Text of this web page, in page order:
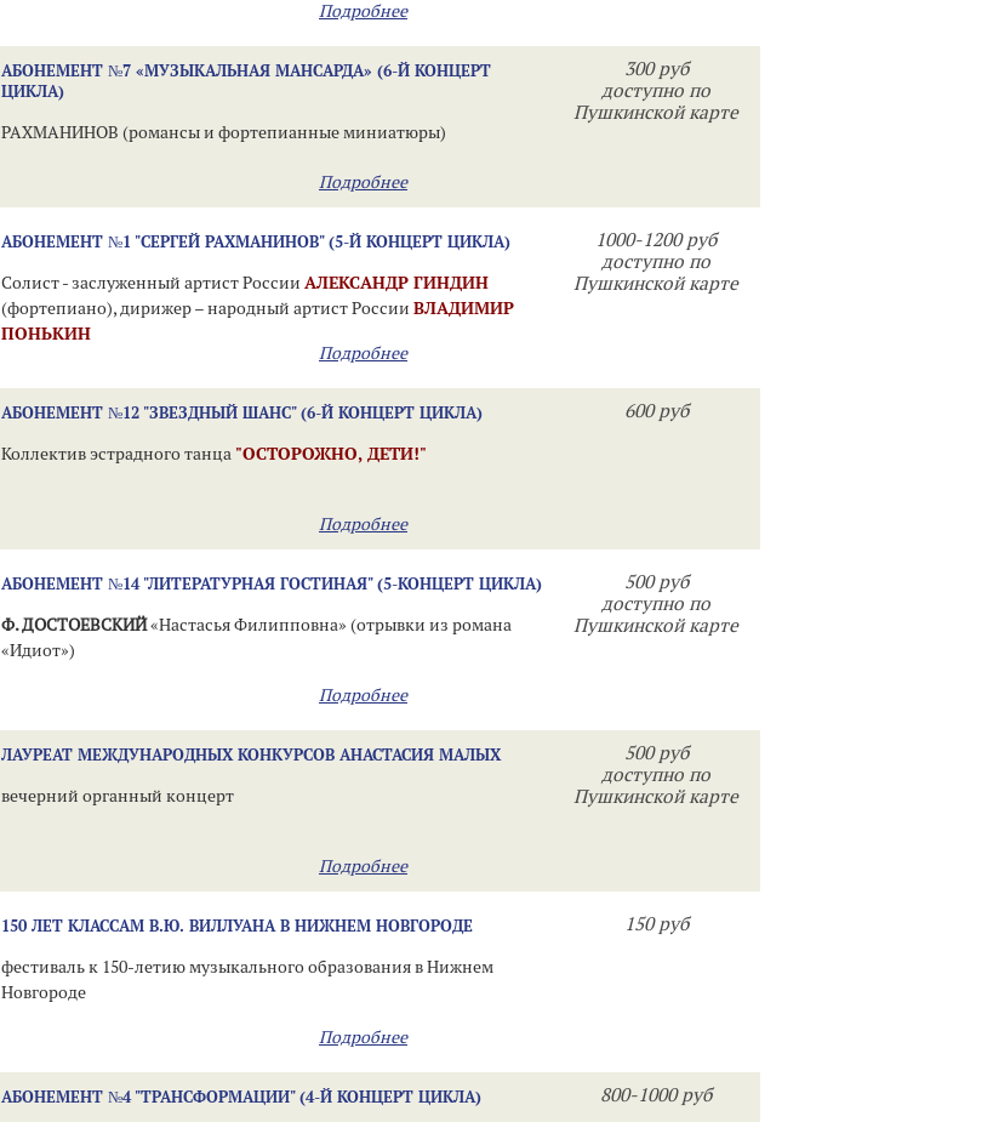
Подробнее
АБОНЕМЕНТ №7 «МУЗЫКАЛЬНАЯ МАНСАРДА» (6-Й КОНЦЕРТ
ЦИКЛА)
РАХМАНИНОВ (романсы и фортепианные миниатюры)
Подробнее
300 руб
доступно по
Пушкинской карте
АБОНЕМЕНТ №1 "СЕРГЕЙ РАХМАНИНОВ" (5-Й КОНЦЕРТ ЦИКЛА)
Солист - заслуженный артист России АЛЕКСАНДР ГИНДИН
(фортепиано), дирижер – народный артист России ВЛАДИМИР
ПОНЬКИН
Подробнее
1000-1200 руб
доступно по
Пушкинской карте
АБОНЕМЕНТ №12 "ЗВЕЗДНЫЙ ШАНС" (6-Й КОНЦЕРТ ЦИКЛА)
Коллектив эстрадного танца "ОСТОРОЖНО, ДЕТИ!"
Подробнее
600 руб
АБОНЕМЕНТ №14 "ЛИТЕРАТУРНАЯ ГОСТИНАЯ" (5-КОНЦЕРТ ЦИКЛА)
Ф. ДОСТОЕВСКИЙ«Настасья Филипповна» (отрывки из романа
«Идиот»)
Подробнее
500 руб
доступно по
Пушкинской карте
ЛАУРЕАТ МЕЖДУНАРОДНЫХ КОНКУРСОВ АНАСТАСИЯ МАЛЫХ
вечерний органный концерт
Подробнее
500 руб
доступно по
Пушкинской карте
150 ЛЕТ КЛАССАМ В.Ю. ВИЛЛУАНА В НИЖНЕМ НОВГОРОДЕ
фестиваль к 150-летию музыкального образования в Нижнем
Новгороде
Подробнее
150 руб
АБОНЕМЕНТ №4 "ТРАНСФОРМАЦИИ" (4-Й КОНЦЕРТ ЦИКЛА)
800-1000 руб